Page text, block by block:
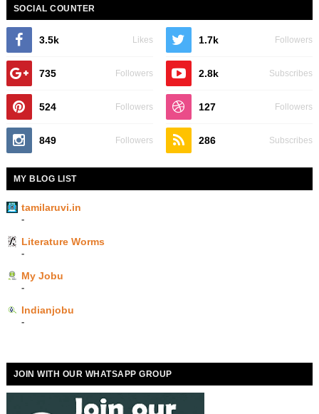
SOCIAL COUNTER
3.5k Likes 1.7k Followers
735 Followers 2.8k Subscribes
524 Followers 127 Followers
849 Followers 286 Subscribes
MY BLOG LIST
tamilaruvi.in
-
Literature Worms
-
My Jobu
-
Indianjobu
-
JOIN WITH OUR WHATSAPP GROUP